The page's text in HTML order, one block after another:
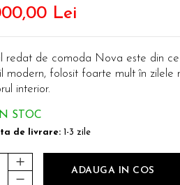
Lei
redat de comoda Nova este din
modern, folosit foarte mult în zilele
interior.
STOC
de livrare: 1-3 zile
ADAUGA IN COS